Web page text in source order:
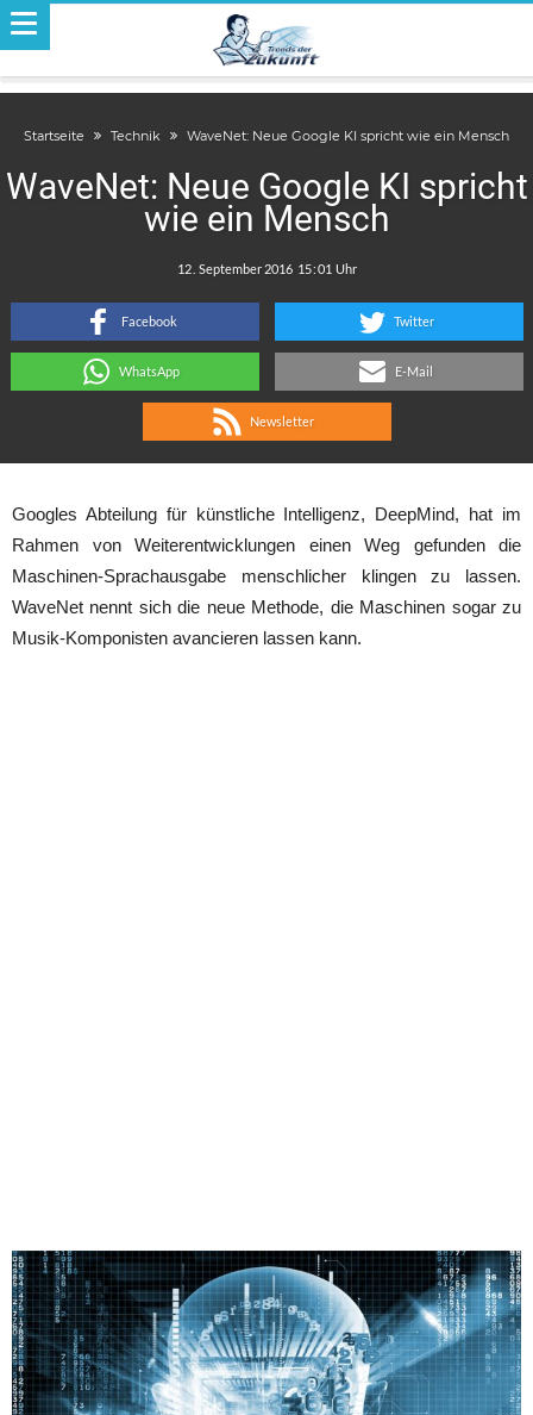
Startseite Technik WaveNet: Neue Google KI spricht wie ein Mensch
WaveNet: Neue Google KI spricht
wie ein Mensch
:
Facebook Twitter
WhatsApp E-Mail
Newsletter
Googles Abteilung für künstliche Intelligenz, DeepMind, hat im
Rahmen von Weiterentwicklungen einen Weg gefunden die
Maschinen-Sprachausgabe menschlicher klingen zu lassen.
WaveNet nennt sich die neue Methode, die Maschinen sogar zu
Musik-Komponisten avancieren lassen kann.